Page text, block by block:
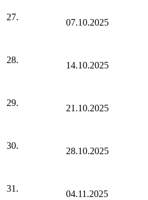
27.
07.10.2025
28.
14.10.2025
29.
21.10.2025
30.
28.10.2025
31.
04.11.2025